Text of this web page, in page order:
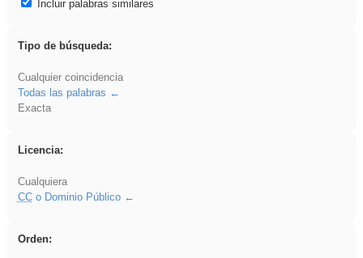
Incluir palabras similares
Tipo de búsqueda:
Cualquier coincidencia
Todas las palabras
Exacta
Licencia:
Cualquiera
CCo Dominio Público
Orden: